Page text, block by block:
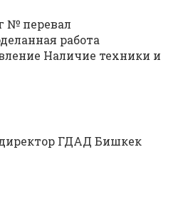
№ перевал
работа
Наличие техники и
ГДАД Бишкек